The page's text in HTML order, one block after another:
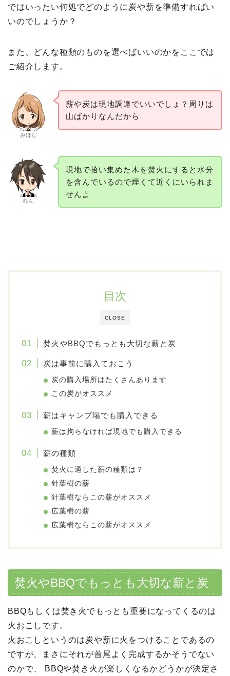
ではいったい何処でどのように炭や薪を準備すればい
いのでしょうか？
また、どんな種類のものを選べばいいのかをここでは
ご紹介します。
みほし
薪や炭は現地調達でいいでしょ？周りは
山ばかりなんだから
れん
現地で拾い集めた木を焚火にすると水分
を含んでいるので煙くて近くにいられま
せんよ
CLOSE
目次
焚火やBBQでもっとも大切な薪と炭
炭は事前に購入ておこう
炭の購入場所はたくさんあります
この炭がオススメ
薪はキャンプ場でも購入できる
薪は拘らなければ現地でも購入できる
薪の種類
焚火に適した薪の種類は？
針葉樹の薪
針葉樹ならこの薪がオススメ
広葉樹の薪
広葉樹ならこの薪がオススメ
焚火やBBQでもっとも大切な薪と炭
BBQもしくは焚き火でもっとも重要になってくるのは
火おこしです。
火おこしというのは炭や薪に火をつけることであるの
ですが、まさにそれが首尾よく完成するかそうでない
のかで、 BBQや焚き火が楽しくなるかどうかが決定さ